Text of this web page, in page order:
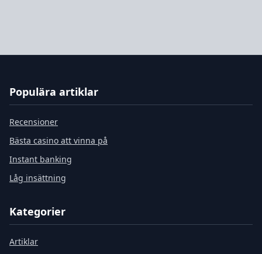
Populära artiklar
Recensioner
Bästa casino att vinna på
Instant banking
Låg insättning
Kategorier
Artiklar